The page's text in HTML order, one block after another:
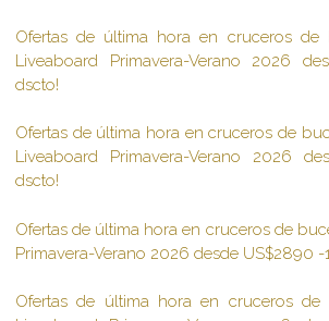
Ofertas de última hora en cruceros de
Liveaboard Primavera-Verano 2026
dscto!
Ofertas de última hora en cruceros de
Liveaboard Primavera-Verano 2026
dscto!
Ofertas de última hora en cruceros de
Primavera-Verano 2026 desde US$2890 -
Ofertas de última hora en cruceros de